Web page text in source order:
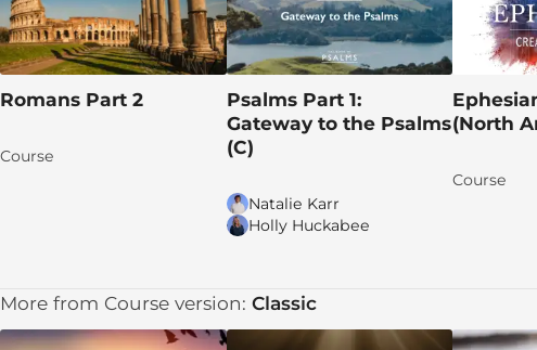
Romans Part 2
Course
Psalms Part 1:
Gateway to the Psalms
(C)
Natalie Karr
Holly Huckabee
(North
Course
More from Course version: Classic